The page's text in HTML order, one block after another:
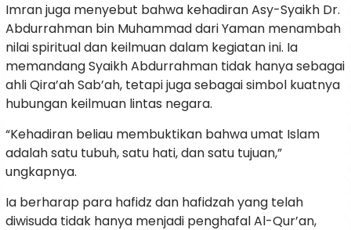
Imran juga menyebut bahwa kehadiran Asy-Syaikh Dr.
Abdurrahman bin Muhammad dari Yaman menambah
nilai spiritual dan keilmuan dalam kegiatan ini. Ia
memandang Syaikh Abdurrahman tidak hanya sebagai
ahli Qira’ah Sab’ah, tetapi juga sebagai simbol kuatnya
hubungan keilmuan lintas negara.
“Kehadiran beliau membuktikan bahwa umat Islam
adalah satu tubuh, satu hati, dan satu tujuan,”
ungkapnya.
Ia berharap para hafidz dan hafidzah yang telah
diwisuda tidak hanya menjadi penghafal Al-Qur’an,